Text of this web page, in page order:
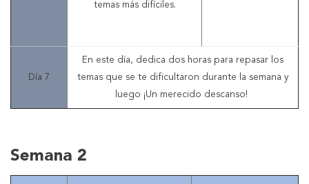
temas más difíciles.
Día 7
En este día, dedica dos horas para repasar los
temas que se te dificultaron durante la semana y
luego ¡Un merecido descanso!
Semana 2